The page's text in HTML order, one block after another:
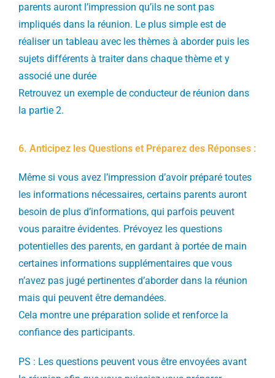
parents auront l’impression qu’ils ne sont pas
impliqués dans la réunion. Le plus simple est de
réaliser un tableau avec les thèmes à aborder puis les
sujets différents à traiter dans chaque thème et y
associé une durée
Retrouvez un exemple de conducteur de réunion dans
la partie 2.
6. Anticipez les Questions et Préparez des Réponses :
Même si vous avez l’impression d’avoir préparé toutes
les informations nécessaires, certains parents auront
besoin de plus d’informations, qui parfois peuvent
vous paraitre évidentes. Prévoyez les questions
potentielles des parents, en gardant à portée de main
certaines informations supplémentaires que vous
n’avez pas jugé pertinentes d’aborder dans la réunion
mais qui peuvent être demandées.
Cela montre une préparation solide et renforce la
confiance des participants.
PS : Les questions peuvent vous être envoyées avant